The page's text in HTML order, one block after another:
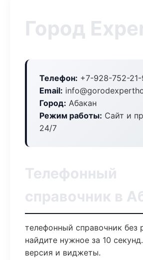
Город
Телефон: +7-928-752-21-
Email:
Город: Абакан
Режим работы: Сайт и
24/7
Телефонный
справочник в
телефонный справочник без
найдите нужное за 10
версия и виджеты.